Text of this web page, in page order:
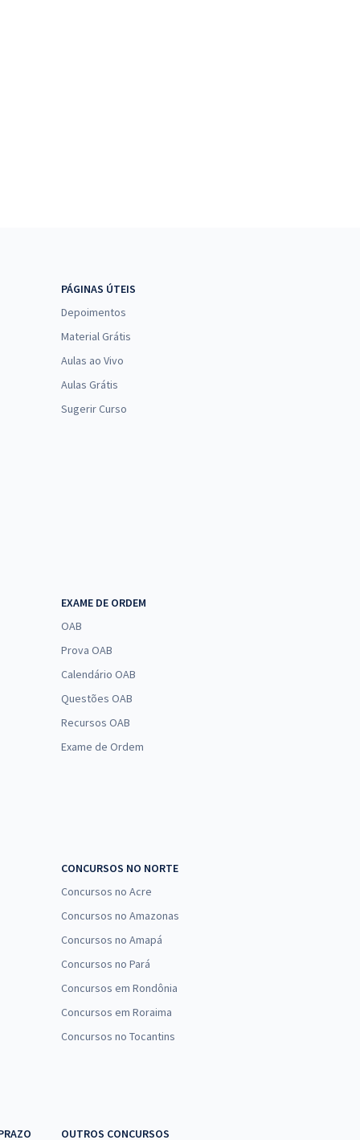
PÁGINAS ÚTEIS
Depoimentos
Material Grátis
Aulas ao Vivo
Aulas Grátis
Sugerir Curso
EXAME DE ORDEM
OAB
Prova OAB
Calendário OAB
Questões OAB
Recursos OAB
Exame de Ordem
CONCURSOS NO NORTE
Concursos no Acre
Concursos no Amazonas
Concursos no Amapá
Concursos no Pará
Concursos em Rondônia
Concursos em Roraima
Concursos no Tocantins
OUTROS CONCURSOS